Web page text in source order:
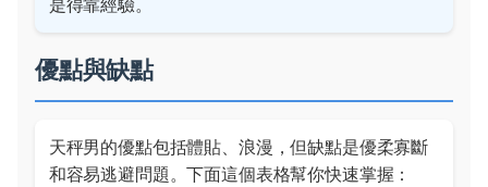
是得靠經驗。
優點與缺點
天秤男的優點包括體貼、浪漫，但缺點是優柔寡斷
和容易逃避問題。下面這個表格幫你快速掌握：